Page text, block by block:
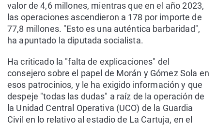
valor de 4,6 millones, mientras que en el año 2023,
las operaciones ascendieron a 178 por importe de
77,8 millones. "Esto es una auténtica barbaridad",
ha apuntado la diputada socialista.
Ha criticado la "falta de explicaciones" del
consejero sobre el papel de Morán y Gómez Sola en
esos patrocinios, y le ha exigido información y que
despeje "todas las dudas" a raíz de la operación de
la Unidad Central Operativa (UCO) de la Guardia
Civil en lo relativo al estadio de La Cartuja, en el